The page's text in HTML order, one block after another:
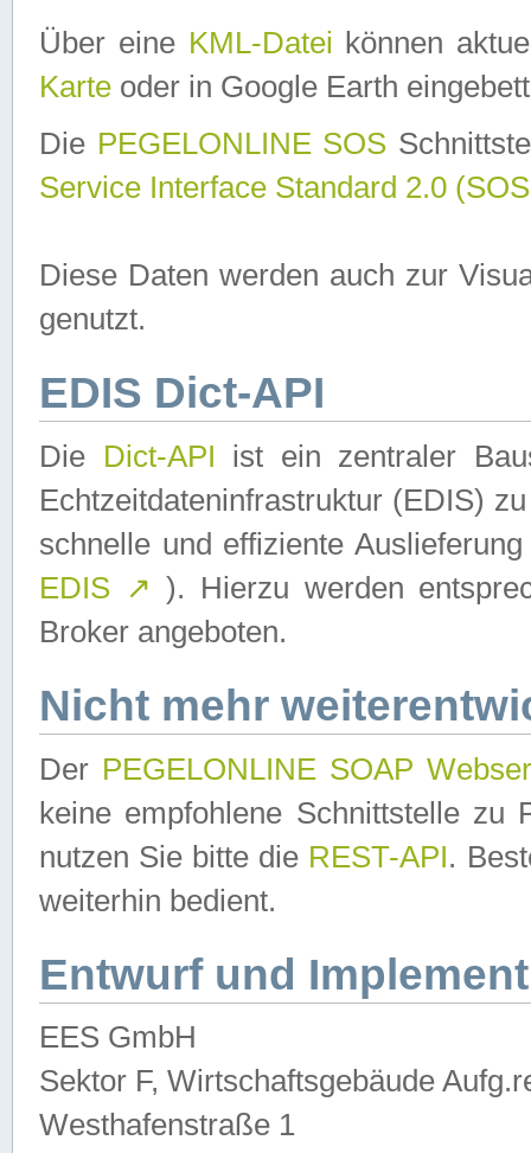
Über eine KML-Datei können
Karte oder in Google Earth
Die PEGELONLINE SOS
Service Interface Standard 2.0
Diese Daten werden auch zur
genutzt.
EDIS Dict-API
Die Dict-API ist ein zentraler
Echtzeitdateninfrastruktur (EDIS)
schnelle und effiziente
EDIS ↗ ). Hierzu werden
Broker angeboten.
Nicht mehr
Der PEGELONLINE SOAP
keine empfohlene Schnittstelle zu
nutzen Sie bitte die REST-API.
weiterhin bedient.
Entwurf und
EES GmbH
Sektor F, Wirtschaftsgebäude
Westhafenstraße 1